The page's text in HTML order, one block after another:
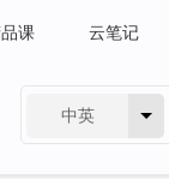
课 云笔记
中英